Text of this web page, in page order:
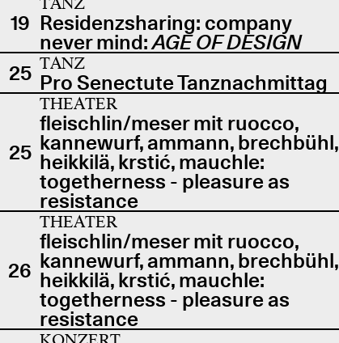
19 Residenzsharing: company
never mind:AGE OF DESIGN
25 TANZ
Pro Senectute Tanznachmittag
25
THEATER
fleischlin/meser mit ruocco,
kannewurf, ammann, brechbühl,
heikkilä, krstić, mauchle:
togetherness - pleasure as
resistance
26
THEATER
fleischlin/meser mit ruocco,
kannewurf, ammann, brechbühl,
heikkilä, krstić, mauchle:
togetherness - pleasure as
resistance